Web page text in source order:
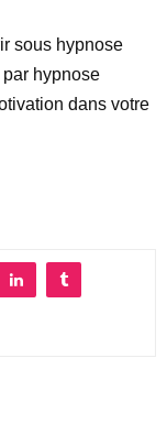
sous hypnose
hypnose
dans votre